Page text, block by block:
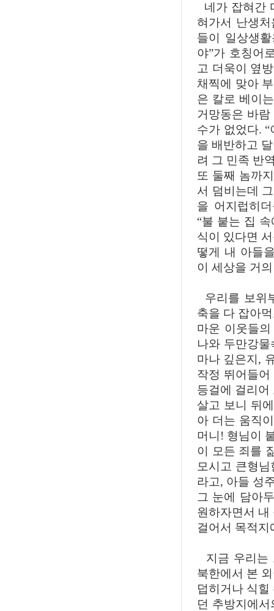
네가 잡혀간
혀가서 난생
들이 일상생
야”가 호칭어
고 더욱이 옆
채찍에 맞아
은 칼로 베이
거망동은 바
수가 없었다.
을 배반하고
려 그 민족 반
또 둘째 놈까
서 덤비는데
을 어지럽히
“불 붙는 집
식이 있다면
떻게 내 아들
이 세상을 거
우리를 보위
축을 다 잡아
마운 이웃들
나와 두만강
마나 깊은지,
작정 뛰어들
등걸에 걸리어
살고 보니 뒤
아 더는 움직
머니! 형님이
이 모든 죄를
모시고 큰형
라고, 아들 성
그 눈에 담아
원하자면서 내
걸어서 목적
지금 우리는
북한에서 본
덥히거나 식
던 추방지에